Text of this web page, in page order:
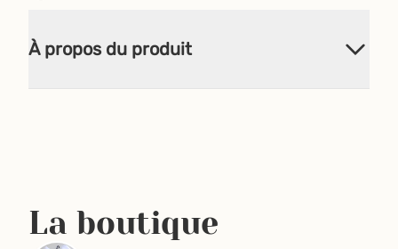
À propos du produit
La boutique